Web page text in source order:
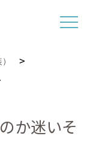
か迷いそ